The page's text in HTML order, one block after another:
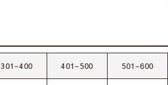
301-400 401-500 501-600